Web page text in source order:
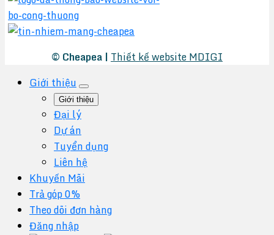
© Cheapea |Thiết kế website MDIGI
Giới thiệu
Giới thiệu
Đại lý
Dự án
Tuyển dụng
Liên hệ
Khuyến Mãi
Trả góp 0%
Theo dõi đơn hàng
Đăng nhập